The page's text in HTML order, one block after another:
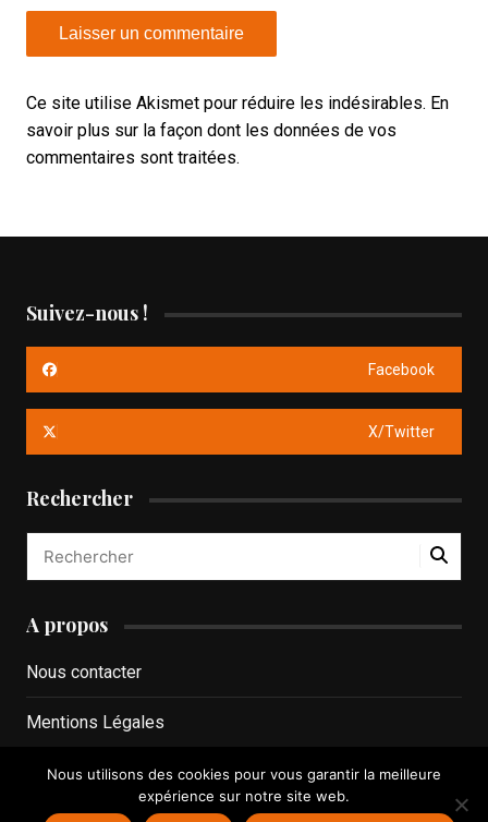
Ce site utilise Akismet pour réduire les indésirables. En
savoir plus sur la façon dont les données de vos
commentaires sont traitées.
Suivez-nous !
Facebook
X/Twitter
Rechercher
A propos
Nous contacter
Mentions Légales
Politique de confidentialité
Nous utilisons des cookies pour vous garantir la meilleure
expérience sur notre site web.